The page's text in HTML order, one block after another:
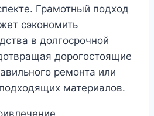
Грамотный подход
сэкономить
в долгосрочной
дорогостоящие
ремонта или
материалов.